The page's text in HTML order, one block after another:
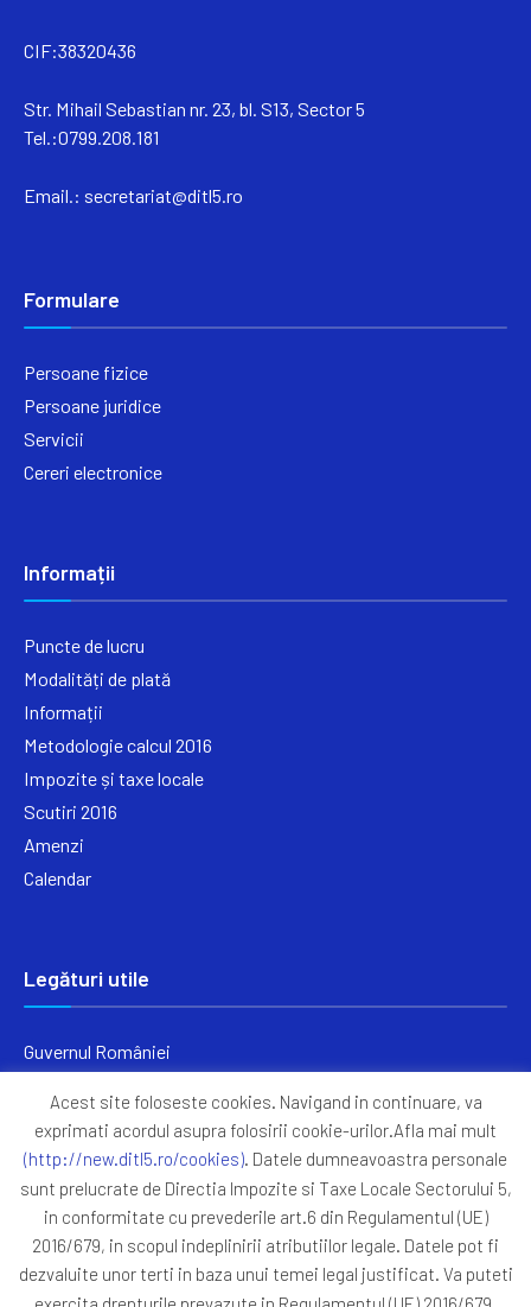
CIF:38320436
Str. Mihail Sebastian nr. 23, bl. S13, Sector 5
Tel.:0799.208.181
Email.: secretariat@ditl5.ro
Formulare
Persoane fizice
Persoane juridice
Servicii
Cereri electronice
Informații
Puncte de lucru
Modalități de plată
Informații
Metodologie calcul 2016
Impozite și taxe locale
Scutiri 2016
Amenzi
Calendar
Legături utile
Guvernul României
Primăria Sectorul 5
ANAF
Protocoale
GDPR
Harta Site
Acest site foloseste cookies. Navigand in continuare, va
exprimati acordul asupra folosirii cookie-urilor.Afla mai mult
(http://new.ditl5.ro/cookies). Datele dumneavoastra personale
sunt prelucrate de Directia Impozite si Taxe Locale Sectorului 5,
in conformitate cu prevederile art.6 din Regulamentul (UE)
2016/679, in scopul indeplinirii atributiilor legale. Datele pot fi
dezvaluite unor terti in baza unui temei legal justificat. Va puteti